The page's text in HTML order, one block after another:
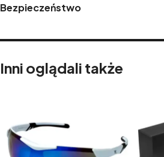
Bezpieczeństwo
Inni oglądali także